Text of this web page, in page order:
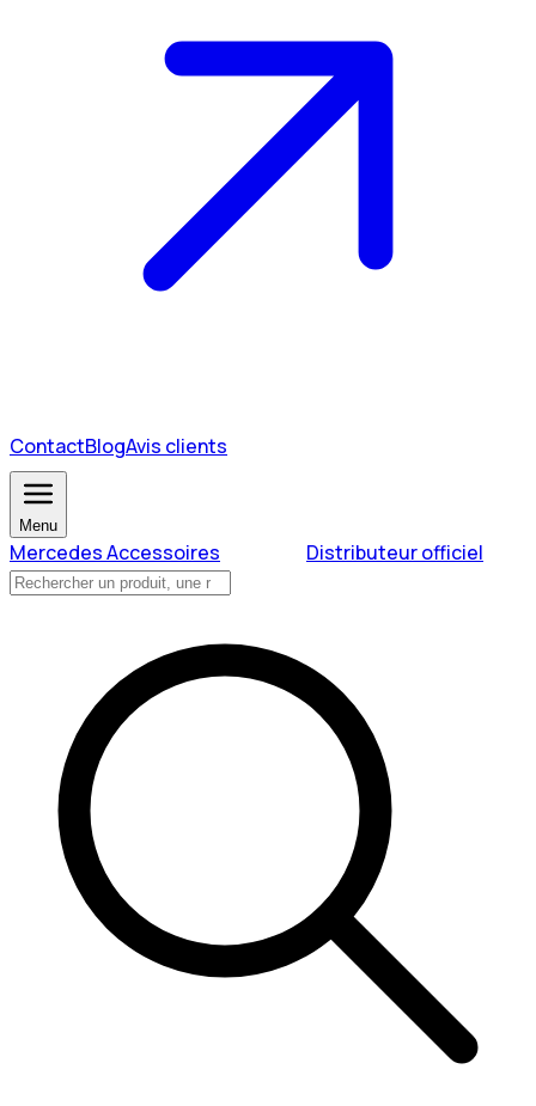
ContactBlogAvis clients
Menu
Mercedes Accessoires Distributeur officiel